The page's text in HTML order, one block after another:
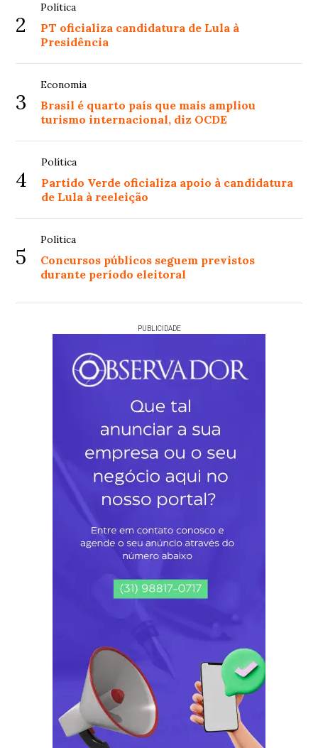
2
Política
PT oficializa candidatura de Lula à
Presidência
3
Economia
Brasil é quarto país que mais ampliou
turismo internacional, diz OCDE
4
Política
Partido Verde oficializa apoio à candidatura
de Lula à reeleição
5
Política
Concursos públicos seguem previstos
durante período eleitoral
PUBLICIDADE